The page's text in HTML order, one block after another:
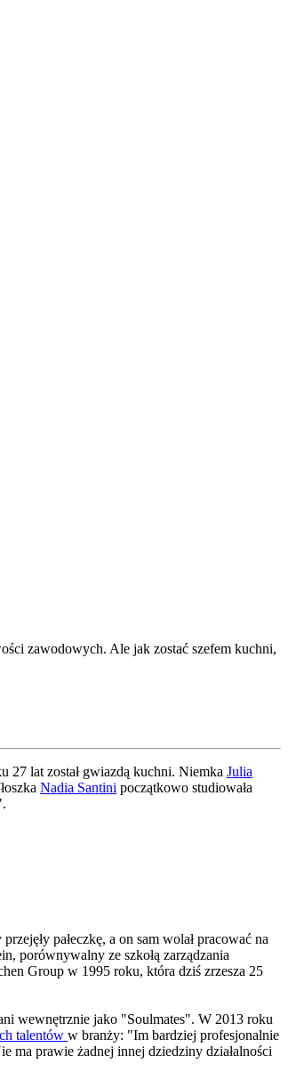
zawodowych. Ale jak zostać szefem kuchni,
27 lat został gwiazdą kuchni. Niemka Julia
Nadia Santini początkowo studiowała
pałeczkę, a on sam wolał pracować na
porównywalny ze szkołą zarządzania
Group w 1995 roku, która dziś zrzesza 25
wewnętrznie jako "Soulmates". W 2013 roku
talentów w branży: "Im bardziej profesjonalnie
ma prawie żadnej innej dziedziny działalności